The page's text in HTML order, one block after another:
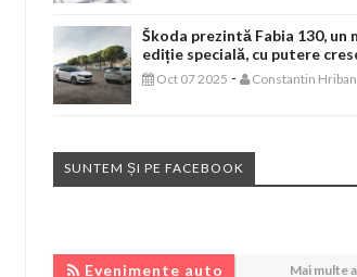
Škoda prezintă Fabia 130, un
ediție specială, cu putere
Oct 07 2025 - Constantin Hriban
SUNTEM ȘI PE FACEBOOK
Evenimente auto Mai multe